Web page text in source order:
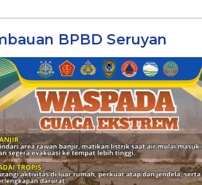
BPBD Seruyan